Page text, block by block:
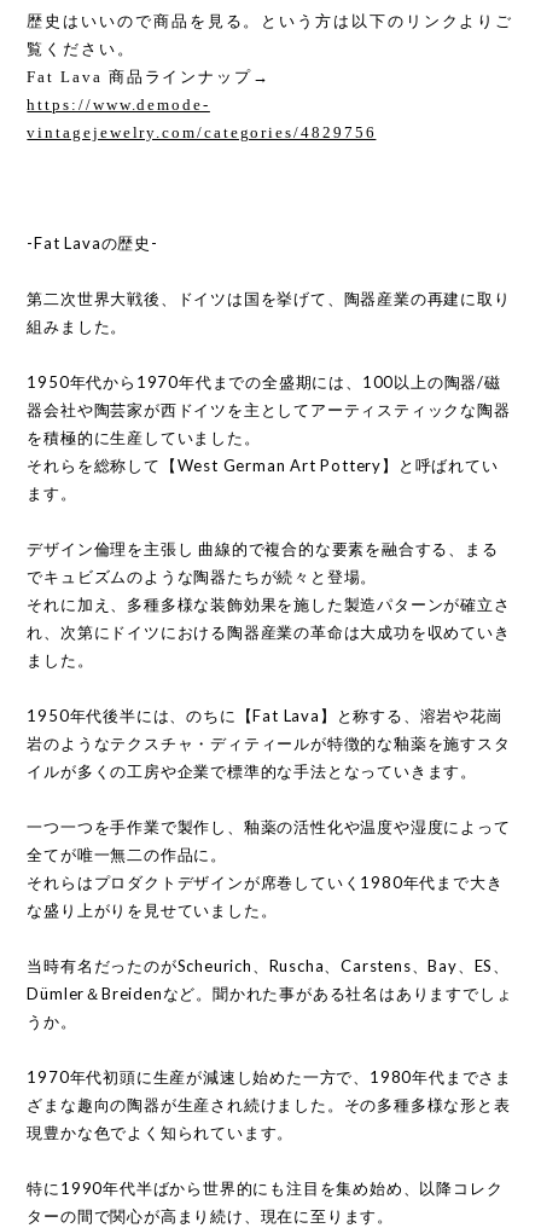
歴史はいいので商品を見る。という方は以下のリンクよりご
覧ください。
Fat Lava 商品ラインナップ→
https://www.demode-
vintagejewelry.com/categories/4829756
-Fat Lavaの歴史-
第二次世界大戦後、ドイツは国を挙げて、陶器産業の再建に取り
組みました。
1950年代から1970年代までの全盛期には、100以上の陶器/磁
器会社や陶芸家が西ドイツを主としてアーティスティックな陶器
を積極的に生産していました。
それらを総称して【West German Art Pottery】と呼ばれてい
ます。
デザイン倫理を主張し 曲線的で複合的な要素を融合する、まる
でキュビズムのような陶器たちが続々と登場。
それに加え、多種多様な装飾効果を施した製造パターンが確立さ
れ、次第にドイツにおける陶器産業の革命は大成功を収めていき
ました。
1950年代後半には、のちに【Fat Lava】と称する、溶岩や花崗
岩のようなテクスチャ・ディティールが特徴的な釉薬を施すスタ
イルが多くの工房や企業で標準的な手法となっていきます。
一つ一つを手作業で製作し、釉薬の活性化や温度や湿度によって
全てが唯一無二の作品に。
それらはプロダクトデザインが席巻していく1980年代まで大き
な盛り上がりを見せていました。
当時有名だったのがScheurich、Ruscha、Carstens、Bay、ES、
Dümler＆Breidenなど。聞かれた事がある社名はありますでしょ
うか。
1970年代初頭に生産が減速し始めた一方で、1980年代までさま
ざまな趣向の陶器が生産され続けました。その多種多様な形と表
現豊かな色でよく知られています。
特に1990年代半ばから世界的にも注目を集め始め、以降コレク
ターの間で関心が高まり続け、現在に至ります。